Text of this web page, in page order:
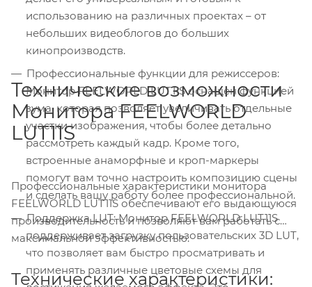
использованию на различных проектах – от
небольших видеоблогов до больших
кинопроизводств.
Профессиональные функции для режиссеров:
Монитор FEELWORLD LUT11S оснащен функцией
зума, которая позволяет увеличивать отдельные
участки изображения, чтобы более детально
рассмотреть каждый кадр. Кроме того,
встроенные анаморфные и кроп-маркеры
помогут вам точно настроить композицию сцены
и сделать вашу работу более профессиональной.
Поддержка LUT: Монитор FEELWORLD LUT11S
поддерживает загрузку пользовательских 3D LUT,
что позволяет вам быстро просматривать и
применять различные цветовые схемы для
Технические возможности
Монитора FEELWORLD
LUT11S
Профессиональные характеристики монитора
FEELWORLD LUT11S обеспечивают его выдающуюся
производительность и позволяют вам работать с
максимальной эффективностью.
Технические характеристики: